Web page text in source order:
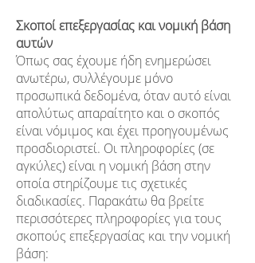
Σκοποί επεξεργασίας και νομική βάση
αυτών
Όπως σας έχουμε ήδη ενημερώσει
ανωτέρω, συλλέγουμε μόνο
προσωπικά δεδομένα, όταν αυτό είναι
απολύτως απαραίτητο και ο σκοπός
είναι νόμιμος και έχει προηγουμένως
προσδιοριστεί. Οι πληροφορίες (σε
αγκύλες) είναι η νομική βάση στην
οποία στηρίζουμε τις σχετικές
διαδικασίες. Παρακάτω θα βρείτε
περισσότερες πληροφορίες για τους
σκοπούς επεξεργασίας και την νομική
βάση: